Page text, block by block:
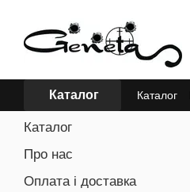
Каталог Каталог
Каталог
Про нас
Оплата і доставка